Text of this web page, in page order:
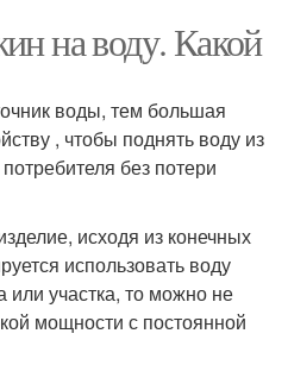
на воду. Какой
воды, тем большая
, чтобы поднять воду из
без потери
исходя из конечных
использовать воду
или участка, то можно не
мощности с постоянной